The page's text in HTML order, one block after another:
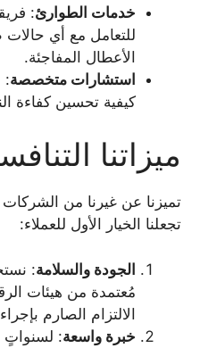
خدمات الطوارئ:
للتعامل مع أي
الأعطال المفاجئة.
استشارات متخصصة:
كيفية تحسين كفاءة
ميزاتنا
تميزنا عن غيرنا من
تجعلنا الخيار الأول للعملاء:
الجودة والسلامة:
مُعتمدة من هيئات
الالتزام الصارم
خبرة واسعة: لسنواتٍ